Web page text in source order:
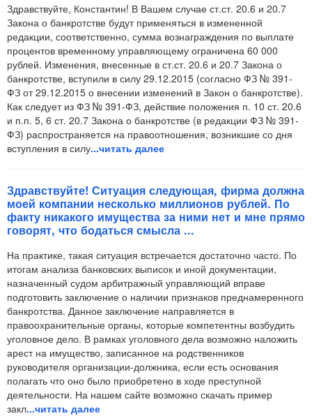
Здравствуйте, Константин! В Вашем случае ст.ст. 20.6 и 20.7
Закона о банкротстве будут применяться в измененной
редакции, соответственно, сумма вознаграждения по выплате
процентов временному управляющему ограничена 60 000
рублей. Изменения, внесенные в ст.ст. 20.6 и 20.7 Закона о
банкротстве, вступили в силу 29.12.2015 (согласно ФЗ № 391-
ФЗ от 29.12.2015 о внесении изменений в Закон о банкротстве).
Как следует из ФЗ № 391-ФЗ, действие положения п. 10 ст. 20.6
и п.п. 5, 6 ст. 20.7 Закона о банкротстве (в редакции ФЗ № 391-
ФЗ) распространяется на правоотношения, возникшие со дня
вступления в силу...читать далее
Здравствуйте! Ситуация следующая, фирма должна
моей компании несколько миллионов рублей. По
факту никакого имущества за ними нет и мне прямо
говорят, что бодаться смысла ...
На практике, такая ситуация встречается достаточно часто. По
итогам анализа банковских выписок и иной документации,
назначенный судом арбитражный управляющий вправе
подготовить заключение о наличии признаков преднамеренного
банкротства. Данное заключение направляется в
правоохранительные органы, которые компетентны возбудить
уголовное дело. В рамках уголовного дела возможно наложить
арест на имущество, записанное на родственников
руководителя организации-должника, если есть основания
полагать что оно было приобретено в ходе преступной
деятельности. На нашем сайте возможно скачать пример
закл...читать далее